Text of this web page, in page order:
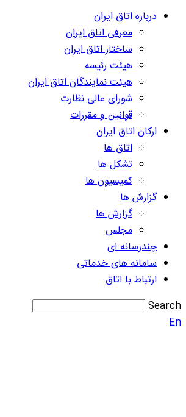
درباره اتاق ایران
معرفی اتاق ایران
ساختار اتاق ایران
هیئت رئیسه
هیئت نمایندگان اتاق ایران
شورای عالی نظارت
قوانین و مقررات
ارکان اتاق ایران
اتاق ها
تشکل ها
کمیسیون ها
گزارش ها
گزارش ها
مجلس
چندرسانه ای
سامانه های خدماتی
ارتباط با اتاق
Search
En